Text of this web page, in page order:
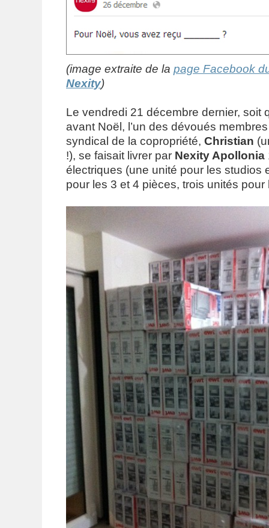
(image extraite de la page Facebook
Nexity)
Le vendredi 21 décembre dernier, soit
avant Noël, l’un des dévoués
syndical de la copropriété, Christian
!), se faisait livrer par Nexity Apollonia
électriques (une unité pour les studios
pour les 3 et 4 pièces, trois unités